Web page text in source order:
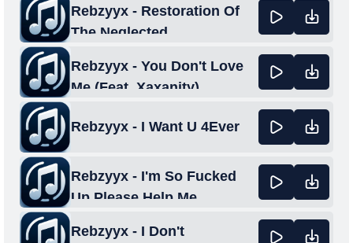
Rebzyyx - Restoration Of
The Neglected
Rebzyyx - You Don't Love
Me (Feat. Xaxanity)
Rebzyyx - I Want U 4Ever
Rebzyyx - I'm So Fucked
Up Please Help Me
Rebzyyx - I Don't